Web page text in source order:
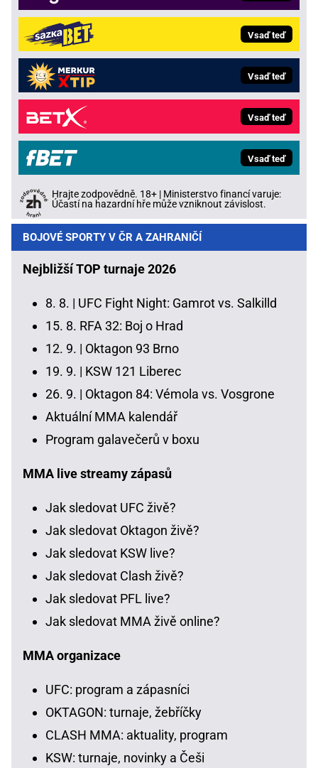
Vsaď teď
Vsaď teď
Vsaď teď
Vsaď teď
Hrajte zodpovědně. 18+ | Ministerstvo financí varuje:
Účastí na hazardní hře může vzniknout závislost.
BOJOVÉ SPORTY V ČR A ZAHRANIČÍ
Nejbližší TOP turnaje 2026
8. 8. | UFC Fight Night: Gamrot vs. Salkilld
15. 8. RFA 32: Boj o Hrad
12. 9. | Oktagon 93 Brno
19. 9. | KSW 121 Liberec
26. 9. | Oktagon 84: Vémola vs. Vosgrone
Aktuální MMA kalendář
Program galavečerů v boxu
MMA live streamy zápasů
Jak sledovat UFC živě?
Jak sledovat Oktagon živě?
Jak sledovat KSW live?
Jak sledovat Clash živě?
Jak sledovat PFL live?
Jak sledovat MMA živě online?
MMA organizace
UFC: program a zápasníci
OKTAGON: turnaje, žebříčky
CLASH MMA: aktuality, program
KSW: turnaje, novinky a Češi